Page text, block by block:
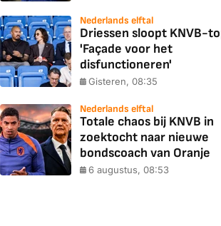
Nederlands elftal
Driessen sloopt KNVB-
'Façade voor het
disfunctioneren'
Gisteren, 08:35
Nederlands elftal
Totale chaos bij KNVB in
zoektocht naar nieuwe
bondscoach van Oranje
6 augustus, 08:53